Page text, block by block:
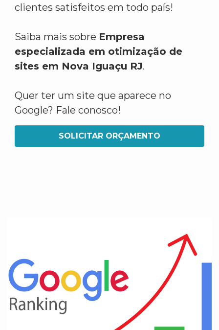
clientes satisfeitos em todo país!
Saiba mais sobre Empresa
especializada em otimização de
sites em Nova Iguaçu RJ.
Quer ter um site que aparece no
Google? Fale conosco!
SOLICITAR ORÇAMENTO